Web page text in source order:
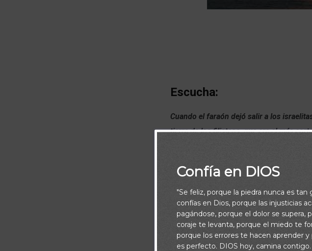
Escucha:
Cuando el faraón dejó salir a los
tierra de los filisteos, que era el más
Confía en DIOS
"Se feliz, porque la piedra nunca es tan
confías en Dios, porque las injusticias
pagándose, porque el dolor se supera,
coraje te levanta, porque el miedo te
porque los errores te hacen aprender y
es perfecto. DIOS hoy, camina contigo.